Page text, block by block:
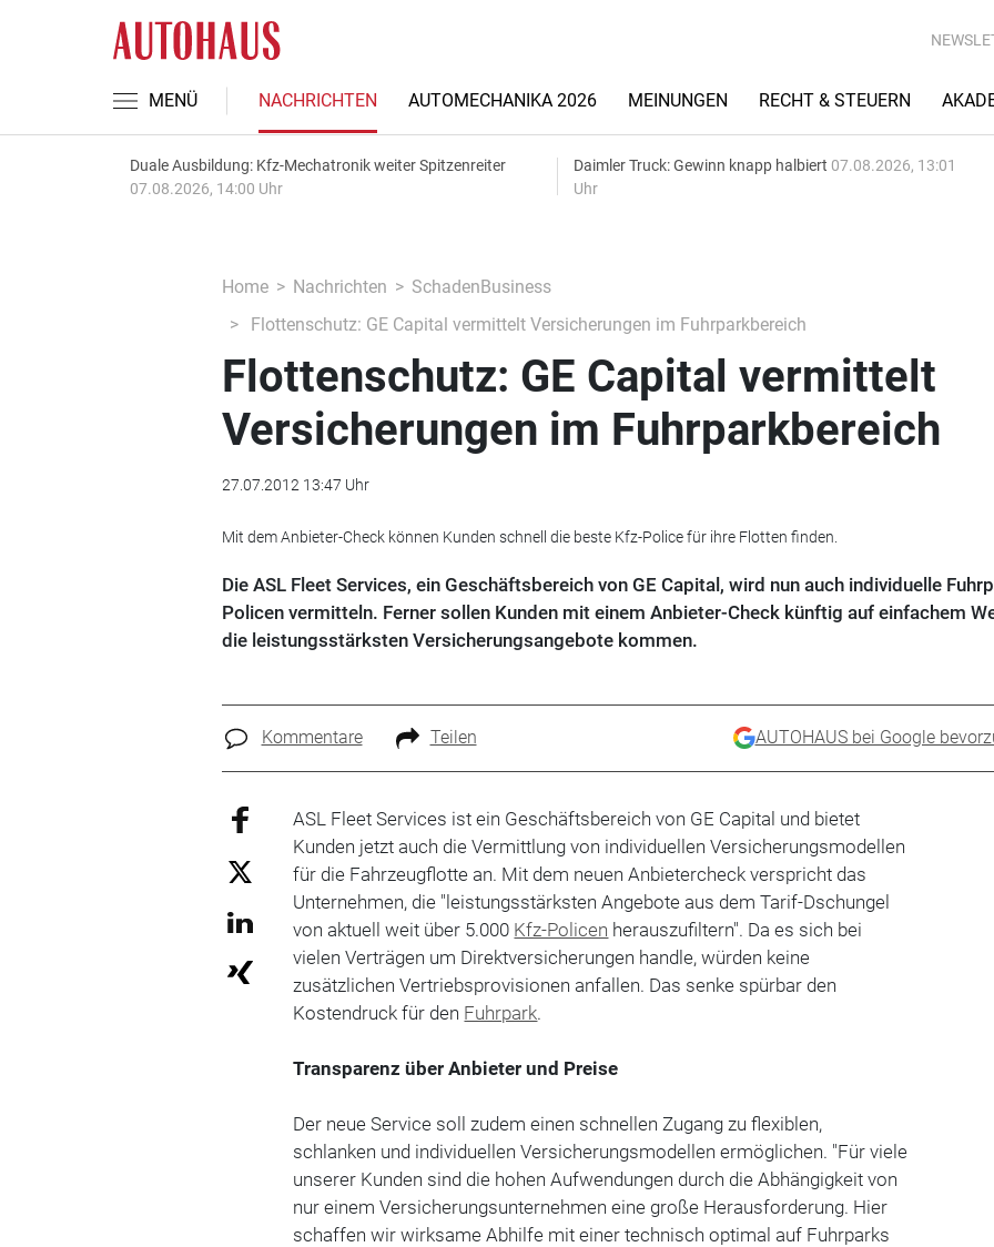
MENÜ NACHRICHTEN AUTOMECHANIKA 2026 MEINUNGEN RECHT & STEUERN
Duale Ausbildung: Kfz-Mechatronik weiter Spitzenreiter
07.08.2026, 14:00 Uhr
Daimler Truck: Gewinn knapp halbiert 07.08.2026, 13:01
Uhr
Home Nachrichten
SchadenBusiness
Flottenschutz: GE Capital vermittelt Versicherungen im Fuhrparkbereich
Flottenschutz: GE Capital vermittelt
Versicherungen im Fuhrparkbereich
27.07.2012 13:47 Uhr
Mit dem Anbieter-Check können Kunden schnell die beste Kfz-Police für ihre Flotten finden.
Die ASL Fleet Services, ein Geschäftsbereich von GE Capital, wird nun auch individuelle
Policen vermitteln. Ferner sollen Kunden mit einem Anbieter-Check künftig auf einfachem
die leistungsstärksten Versicherungsangebote kommen.
Kommentare Teilen AUTOHAUS bei Google
ASL Fleet Services ist ein Geschäftsbereich von GE Capital und bietet
Kunden jetzt auch die Vermittlung von individuellen Versicherungsmodellen
für die Fahrzeugflotte an. Mit dem neuen Anbietercheck verspricht das
Unternehmen, die "leistungsstärksten Angebote aus dem Tarif-Dschungel
von aktuell weit über 5.000 Kfz-Policen herauszufiltern". Da es sich bei
vielen Verträgen um Direktversicherungen handle, würden keine
zusätzlichen Vertriebsprovisionen anfallen. Das senke spürbar den
Kostendruck für den Fuhrpark.
Transparenz über Anbieter und Preise
Der neue Service soll zudem einen schnellen Zugang zu flexiblen,
schlanken und individuellen Versicherungsmodellen ermöglichen. "Für viele
unserer Kunden sind die hohen Aufwendungen durch die Abhängigkeit von
nur einem Versicherungsunternehmen eine große Herausforderung. Hier
schaffen wir wirksame Abhilfe mit einer technisch optimal auf Fuhrparks